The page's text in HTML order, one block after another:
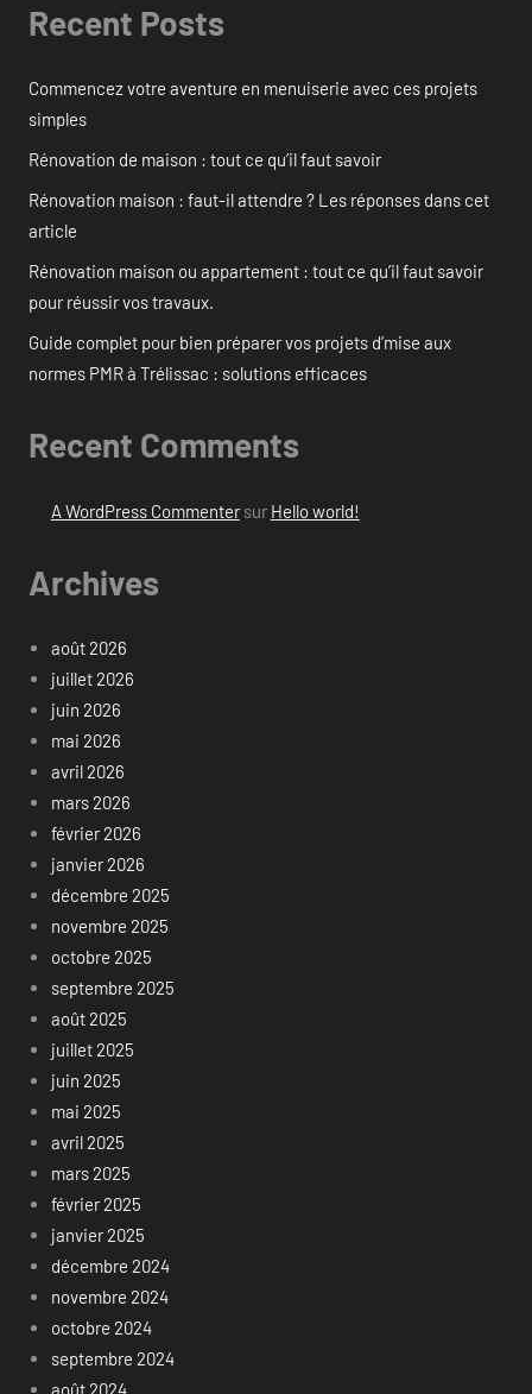
Recent Posts
Commencez votre aventure en menuiserie avec ces projets
simples
Rénovation de maison : tout ce qu’il faut savoir
Rénovation maison : faut-il attendre ? Les réponses dans cet
article
Rénovation maison ou appartement : tout ce qu’il faut savoir
pour réussir vos travaux.
Guide complet pour bien préparer vos projets d’mise aux
normes PMR à Trélissac : solutions efficaces
Recent Comments
A WordPress Commentersur Hello world!
Archives
août 2026
juillet 2026
juin 2026
mai 2026
avril 2026
mars 2026
février 2026
janvier 2026
décembre 2025
novembre 2025
octobre 2025
septembre 2025
août 2025
juillet 2025
juin 2025
mai 2025
avril 2025
mars 2025
février 2025
janvier 2025
décembre 2024
novembre 2024
octobre 2024
septembre 2024
août 2024